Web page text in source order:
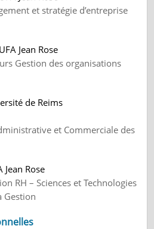
et stratégie d’entreprise
Jean Rose
Gestion des organisations
de Reims
et Commerciale des
Jean Rose
RH – Sciences et Technologies
Gestion